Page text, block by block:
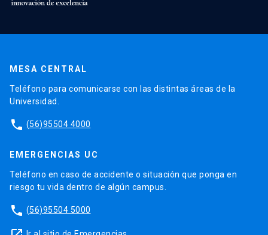
MESA CENTRAL
Teléfono para comunicarse con las distintas áreas de la
Universidad.
phone (56)95504 4000
EMERGENCIAS UC
Teléfono en caso de accidente o situación que ponga en
riesgo tu vida dentro de algún campus.
phone (56)95504 5000